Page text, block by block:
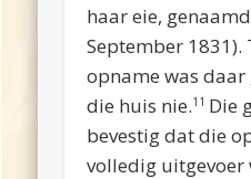
haar eie,
September 1831).
opname was
die huis nie.11 Die
bevestig dat die
volledig uitgevoer